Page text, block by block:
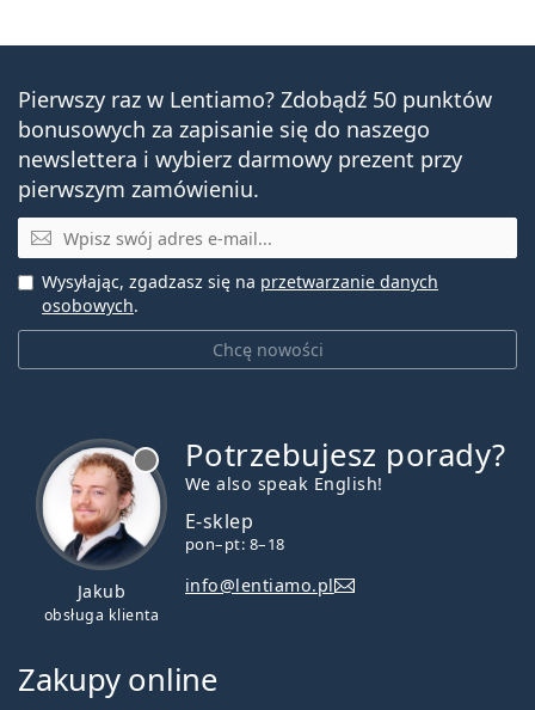
Pierwszy raz w Lentiamo? Zdobądź 50 punktów
bonusowych za zapisanie się do naszego
newslettera i wybierz darmowy prezent przy
pierwszym zamówieniu.
E-mail
Chcę nowości
Wysyłając, zgadzasz się na przetwarzanie danych
osobowych.
Jakub
obsługa klienta
Potrzebujesz porady?
We also speak English!
E-sklep
pon–pt: 8–18
info@lentiamo.pl
Zakupy online